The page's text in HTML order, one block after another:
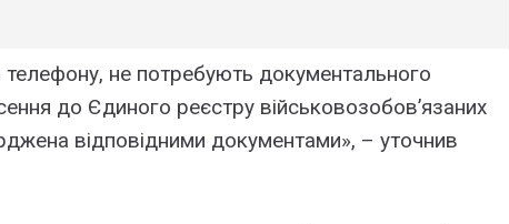
не потребують документального
до Єдиного реєстру військовозобов’язаних
відповідними документами», – уточнив